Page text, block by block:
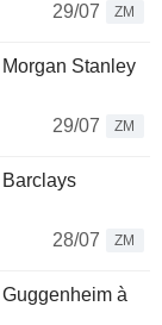
29/07
ZM
Stanley
29/07
ZM
28/07
ZM
à